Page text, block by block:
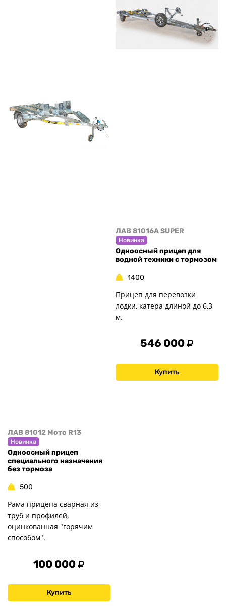
ЛАВ 81012 Мото R13
Новинка
Одноосный прицеп
специального назначения
без тормоза
500
Рама прицепа сварная из
труб и профилей,
оцинкованная "горячим
способом".
100 000
Купить
ЛАВ 81016A SUPER
Новинка
Одноосный прицеп для
водной техники с тормозом
1400
Прицеп для перевозки
лодки, катера длиной до 6,3
м.
546 000
Купить